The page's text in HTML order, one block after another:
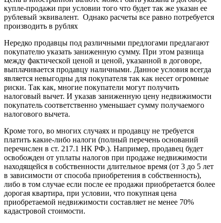
купле-продажи при условии того что будет так же указан ее
рублевый эквивалент. Однако расчеты все равно потребуется
производить в рублях
Нередко продавцы под различными предлогами предлагают
покупателю указать заниженную сумму. При этом разница
между фактической ценой и ценой, указанной в договоре,
выплачивается продавцу наличными. Данное условия всегда
является невыгодны для покупателя так как несет огромные
риски. Так как, многие покупатели могут получить
налоговый вычет. И указав заниженную цену недвижимости
покупатель соответственно уменьшает сумму получаемого
налогового вычета.
Кроме того, во многих случаях и продавцу не требуется
платить какие-либо налоги (полный перечень оснований
перечислен в ст. 217.1 НК РФ.). Например, продавец будет
освобожден от уплаты налогов при продаже недвижимости
находящейся в собственности длительное время (от 3 до 5 лет
в зависимости от способа приобретения в собственность),
либо в том случае если после ее продажи приобретается более
дорогая квартира, при условии, что покупная цена
приобретаемой недвижимости составляет не менее 70%
кадастровой стоимости.